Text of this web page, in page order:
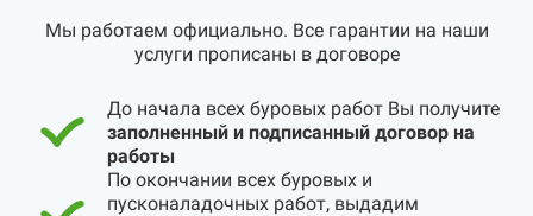
Мы работаем официально. Все гарантии на наши
услуги прописаны в договоре
До начала всех буровых работ Вы получите
заполненный и подписанный договор на
работы
По окончании всех буровых и
пусконаладочных работ, выдадим